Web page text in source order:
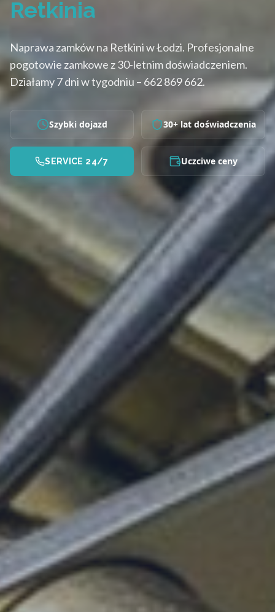
Retkinia
Naprawa zamków na Retkini w Łodzi. Profesjonalne
pogotowie zamkowe z 30-letnim doświadczeniem.
Działamy 7 dni w tygodniu – 662 869 662.
Szybki dojazd 30+ lat doświadczenia
SERVICE 24/7 Uczciwe ceny